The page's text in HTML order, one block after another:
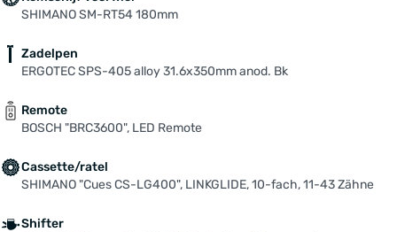
SHIMANO SM-RT54 180mm
Zadelpen
ERGOTEC SPS-405 alloy 31.6x350mm anod. Bk
Remote
BOSCH "BRC3600", LED Remote
Cassette/ratel
SHIMANO "Cues CS-LG400", LINKGLIDE, 10-fach, 11-43 Zähne
Shifter